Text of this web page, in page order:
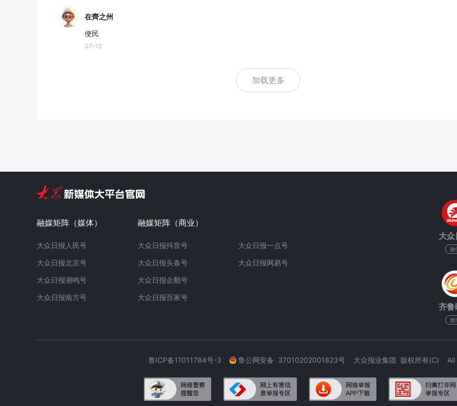
在齊之州
便民
07-12
加载更多
融媒矩阵（媒体）
大众日报人民号
大众日报北京号
大众日报潮鸣号
大众日报南方号
融媒矩阵（商业）
大众日报抖音号
大众日报头条号
大众日报企鹅号
大众日报百家号
大众日报一点号
大众日报网易号
大
微
齐鲁
微
鲁ICP备11011784号-3 鲁公网安备 37010202001823号 大众报业集团 版权所有(C)